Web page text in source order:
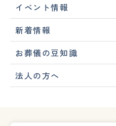
イベント情報
新着情報
お葬儀の豆知識
法人の方へ